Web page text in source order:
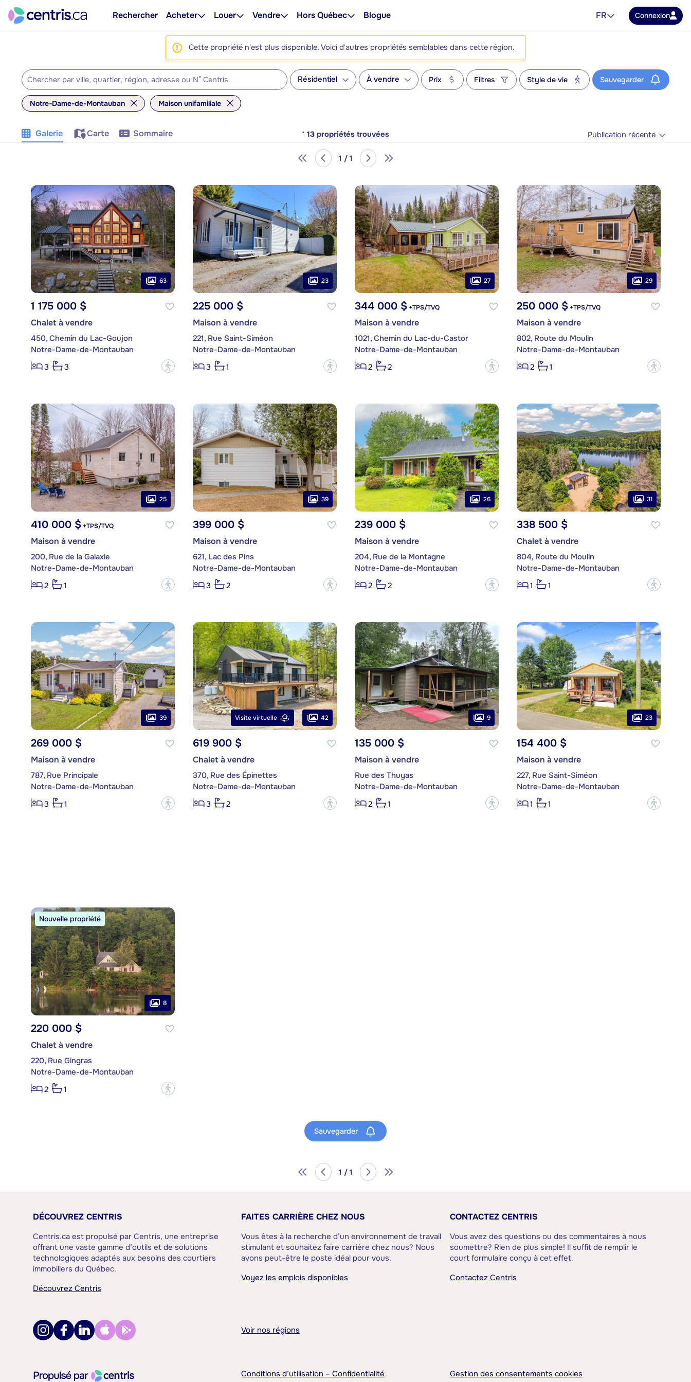
Rechercher Acheter Louer Vendre Hors Québec Blogue FR Connexion
Cette propriété n'est plus disponible. Voici d'autres propriétés semblables dans cette région.
Résidentiel À vendre Prix Filtres Style de vie Sauvegarder
Notre-Dame-de-Montauban Maison unifamiliale
Galerie Carte Sommaire * 13 propriétés trouvées Publication récente
1 / 1
63
1 175 000 $
Chalet à vendre
450, Chemin du Lac-Goujon
Notre-Dame-de-Montauban
3
3 ?
23
225 000 $
Maison à vendre
221, Rue Saint-Siméon
Notre-Dame-de-Montauban
3
1 ?
27
344 000 $+TPS/TVQ
Maison à vendre
1021, Chemin du Lac-du-Castor
Notre-Dame-de-Montauban
2
2 ?
29
250 000 $+TPS/TVQ
Maison à vendre
802, Route du Moulin
Notre-Dame-de-Montauban
2
1 ?
25
410 000 $+TPS/TVQ
Maison à vendre
200, Rue de la Galaxie
Notre-Dame-de-Montauban
2
1 ?
39
399 000 $
Maison à vendre
621, Lac des Pins
Notre-Dame-de-Montauban
3
2 ?
26
239 000 $
Maison à vendre
204, Rue de la Montagne
Notre-Dame-de-Montauban
2
2 ?
31
338 500 $
Chalet à vendre
804, Route du Moulin
Notre-Dame-de-Montauban
1
1 ?
39
269 000 $
Maison à vendre
787, Rue Principale
Notre-Dame-de-Montauban
3
1 ?
Visite virtuelle 42
619 900 $
Chalet à vendre
370, Rue des Épinettes
Notre-Dame-de-Montauban
3
2 ?
9
135 000 $
Maison à vendre
Rue des Thuyas
Notre-Dame-de-Montauban
2
1 ?
23
154 400 $
Maison à vendre
227, Rue Saint-Siméon
Notre-Dame-de-Montauban
1
1 ?
Nouvelle propriété
8
220 000 $
Chalet à vendre
220, Rue Gingras
Notre-Dame-de-Montauban
2
1 ?
Sauvegarder
1 / 1
DÉCOUVREZ CENTRIS
Centris.ca est propulsé par Centris, une entreprise
offrant une vaste gamme d’outils et de solutions
technologiques adaptés aux besoins des courtiers
immobiliers du Québec.
Découvrez Centris
FAITES CARRIÈRE CHEZ NOUS
Vous êtes à la recherche d’un environnement de travail
stimulant et souhaitez faire carrière chez nous? Nous
avons peut-être le poste idéal pour vous.
Voyez les emplois disponibles
CONTACTEZ CENTRIS
Vous avez des questions ou des commentaires à nous
soumettre? Rien de plus simple! Il suffit de remplir le
court formulaire conçu à cet effet.
Contactez Centris
Voir nos régions
Conditions d’utilisation – Confidentialité Gestion des consentements cookies